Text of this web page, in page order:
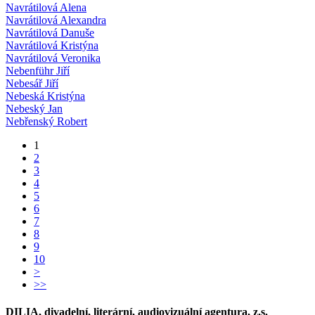
Navrátilová Alena
Navrátilová Alexandra
Navrátilová Danuše
Navrátilová Kristýna
Navrátilová Veronika
Nebenführ Jiří
Nebesář Jiří
Nebeská Kristýna
Nebeský Jan
Nebřenský Robert
1
2
3
4
5
6
7
8
9
10
>
>>
DILIA, divadelní, literární, audiovizuální agentura, z.s.